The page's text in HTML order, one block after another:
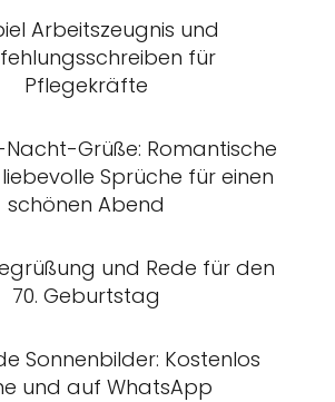
Arbeitszeugnis und
für
Pflegekräfte
Nacht-Grüße: Romantische
Sprüche für einen
schönen Abend
und Rede für den
70. Geburtstag
Sonnenbilder: Kostenlos
und auf WhatsApp